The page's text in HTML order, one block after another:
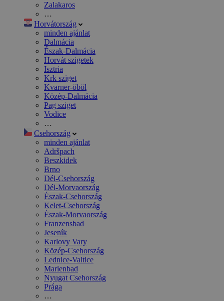
Zalakaros
…
Horvátország
minden ajánlat
Dalmácia
Észak-Dalmácia
Horvát szigetek
Isztria
Krk sziget
Kvarner-öböl
Közép-Dalmácia
Pag sziget
Vodice
…
Csehország
minden ajánlat
Adršpach
Beszkidek
Brno
Dél-Csehország
Dél-Morvaország
Észak-Csehország
Kelet-Csehország
Észak-Morvaország
Franzensbad
Jeseník
Karlovy Vary
Közép-Csehország
Lednice-Valtice
Marienbad
Nyugat Csehország
Prága
…